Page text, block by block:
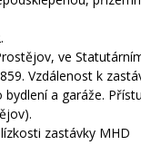
ve
Vzdálenost k
a garáže.
zastávky MHD